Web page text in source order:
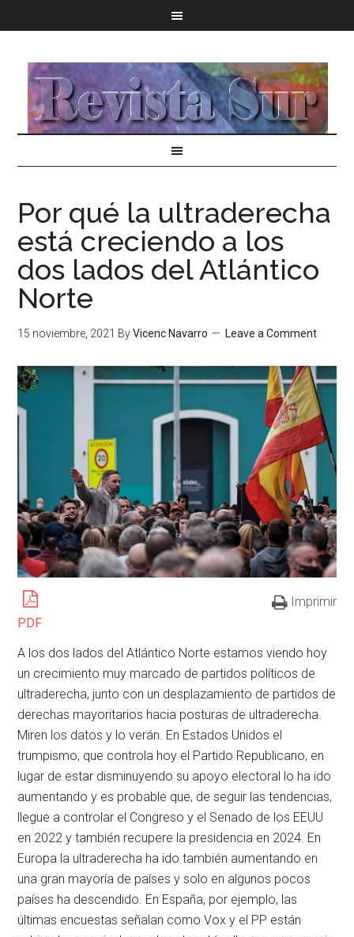
Por qué la ultraderecha
está creciendo a los
dos lados del Atlántico
Norte
15 noviembre, 2021 ByVicenc Navarro Leave a Comment
PDF
Imprimir
A los dos lados del Atlántico Norte estamos viendo hoy
un crecimiento muy marcado de partidos políticos de
ultraderecha, junto con un desplazamiento de partidos de
derechas mayoritarios hacia posturas de ultraderecha.
Miren los datos y lo verán. En Estados Unidos el
trumpismo, que controla hoy el Partido Republicano, en
lugar de estar disminuyendo su apoyo electoral lo ha ido
aumentando y es probable que, de seguir las tendencias,
llegue a controlar el Congreso y el Senado de los EEUU
en 2022 y también recupere la presidencia en 2024. En
Europa la ultraderecha ha ido también aumentando en
una gran mayoría de países y solo en algunos pocos
países ha descendido. En España, por ejemplo, las
últimas encuestas señalan como Vox y el PP están